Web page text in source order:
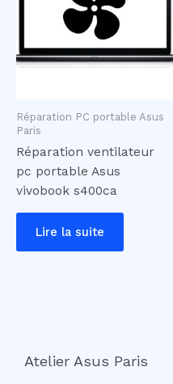
Réparation PC portable Asus
Paris
Réparation ventilateur
pc portable Asus
vivobook s400ca
Lire la suite
Atelier Asus Paris